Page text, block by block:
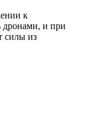
к
дронами, и при
силы из